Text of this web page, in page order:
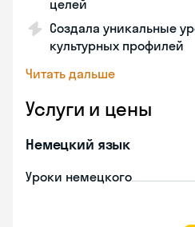
целей
Создала уникальные
культурных профилей
Читать дальше
Услуги и цены
Немецкий язык
Уроки немецкого